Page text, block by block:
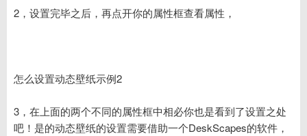
2，设置完毕之后，再点开你的属性框查看属性，
怎么设置动态壁纸示例2
3，在上面的两个不同的属性框中相必你也是看到了设置之处
吧！是的动态壁纸的设置需要借助一个DeskScapes的软件，